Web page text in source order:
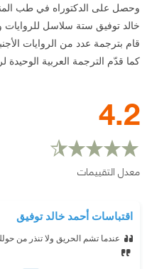
قام بترجمة عدد من الروايات
كما قدّم الترجمة العربية الوحيدة
4.2
معدل التقييمات
اقتباسات أحمد خالد توفيق
عندما تشم الحريق ولا تنذر من